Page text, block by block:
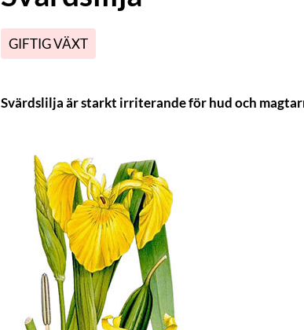
GIFTIG VÄXT
Svärdslilja är starkt irriterande för hud och